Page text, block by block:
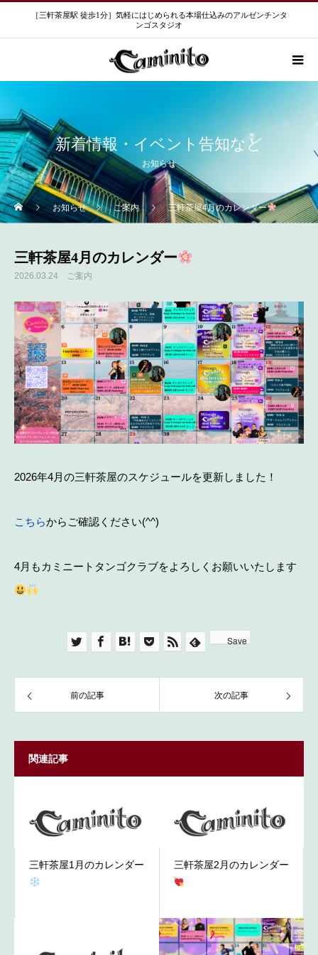
［三軒茶屋駅 徒歩1分］気軽にはじめられる本場仕込みのアルゼンチンタ
ンゴスタジオ
新着情報・イベント告知など
お知らせ
お知らせ ご案内 三軒茶屋4月のカレンダー
三軒茶屋4月のカレンダー
2026.03.24 ご案内
2026年4月の三軒茶屋のスケジュールを更新しました！
こちらからご確認ください(^^)
4月もカミニートタンゴクラブをよろしくお願いいたします
Save
前の記事 次の記事
関連記事
三軒茶屋1月のカレンダー 三軒茶屋2月のカレンダー